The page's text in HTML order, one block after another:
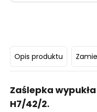
Opis produktu
Zaślepka
H7/42/2.